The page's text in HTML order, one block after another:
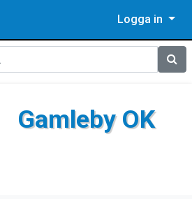
Logga in
Sök
Gamleby OK